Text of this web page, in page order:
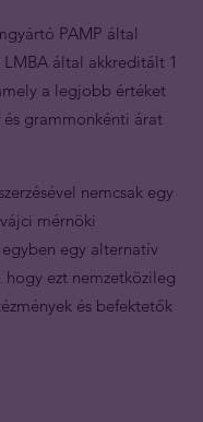
PAMP által
LMBA által akkreditált 1
a legjobb értéket
grammonkénti árat
nemcsak egy
mérnöki
egy alternatív
ezt nemzetközileg
és befektetők